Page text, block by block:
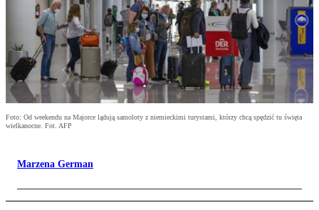
Foto: Od weekendu na Majorce lądują samoloty z niemieckimi turystami, którzy chcą spędzić tu święta
wielkanocne. Fot. AFP
Marzena German